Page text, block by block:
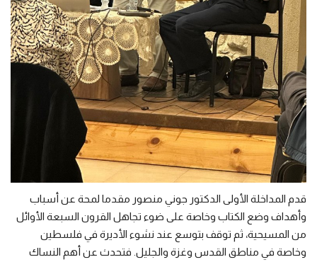
قدم المداخلة الأولى الدكتور جوني منصور مقدما لمحة عن أسباب
وأهداف وضع الكتاب وخاصة على ضوء تجاهل القرون السبعة الأوائل
من المسيحية، ثم توقف بتوسع عند نشوء الأديرة في فلسطين
وخاصة في مناطق القدس وغزة والجليل. فتحدث عن أهم النساك